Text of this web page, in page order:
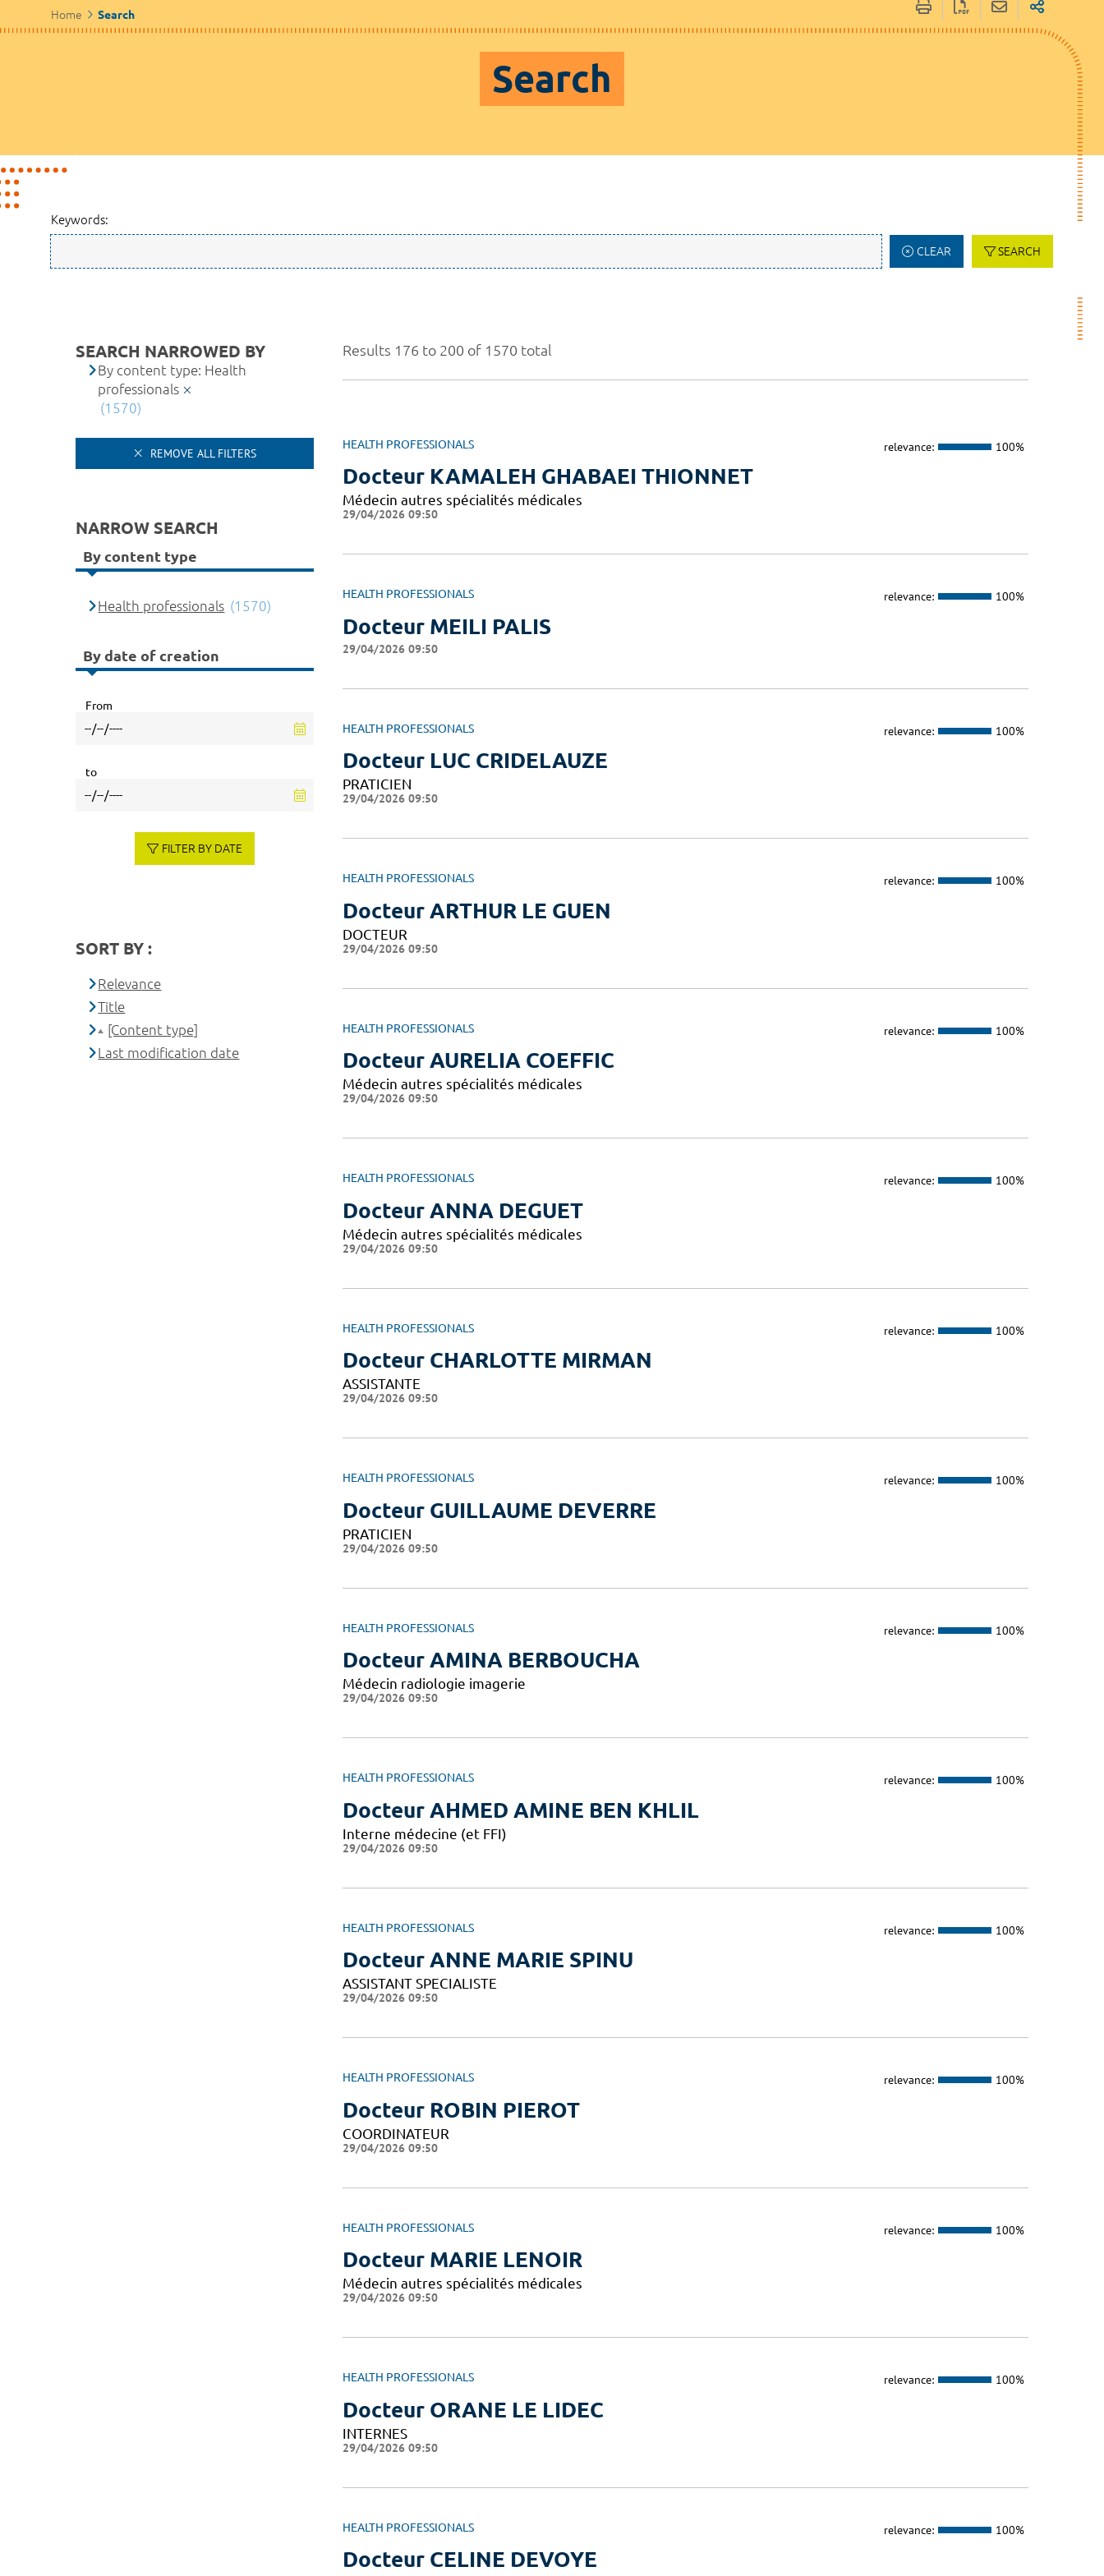
Home Search
Search
Keywords:
CLEAR SEARCH
Results 176 to 200 of 1570 total
HEALTH PROFESSIONALS relevance: 100%
Docteur KAMALEH GHABAEI THIONNET
Médecin autres spécialités médicales
29/04/2026 09:50
HEALTH PROFESSIONALS relevance: 100%
Docteur MEILI PALIS
29/04/2026 09:50
HEALTH PROFESSIONALS relevance: 100%
Docteur LUC CRIDELAUZE
PRATICIEN
29/04/2026 09:50
HEALTH PROFESSIONALS relevance: 100%
Docteur ARTHUR LE GUEN
DOCTEUR
29/04/2026 09:50
HEALTH PROFESSIONALS relevance: 100%
Docteur AURELIA COEFFIC
Médecin autres spécialités médicales
29/04/2026 09:50
HEALTH PROFESSIONALS relevance: 100%
Docteur ANNA DEGUET
Médecin autres spécialités médicales
29/04/2026 09:50
HEALTH PROFESSIONALS relevance: 100%
Docteur CHARLOTTE MIRMAN
ASSISTANTE
29/04/2026 09:50
HEALTH PROFESSIONALS relevance: 100%
Docteur GUILLAUME DEVERRE
PRATICIEN
29/04/2026 09:50
HEALTH PROFESSIONALS relevance: 100%
Docteur AMINA BERBOUCHA
Médecin radiologie imagerie
29/04/2026 09:50
HEALTH PROFESSIONALS relevance: 100%
Docteur AHMED AMINE BEN KHLIL
Interne médecine (et FFI)
29/04/2026 09:50
HEALTH PROFESSIONALS relevance: 100%
Docteur ANNE MARIE SPINU
ASSISTANT SPECIALISTE
29/04/2026 09:50
HEALTH PROFESSIONALS relevance: 100%
Docteur ROBIN PIEROT
COORDINATEUR
29/04/2026 09:50
HEALTH PROFESSIONALS relevance: 100%
Docteur MARIE LENOIR
Médecin autres spécialités médicales
29/04/2026 09:50
HEALTH PROFESSIONALS relevance: 100%
Docteur ORANE LE LIDEC
INTERNES
29/04/2026 09:50
HEALTH PROFESSIONALS relevance: 100%
Docteur CELINE DEVOYE
SEARCH NARROWED BY
By content type: Health
professionals
(1570)
REMOVE ALL FILTERS
NARROW SEARCH
By content type
Health professionals (1570)
By date of creation
From
to
FILTER BY DATE
SORT BY :
Relevance
Title
[Content type]
Last modification date